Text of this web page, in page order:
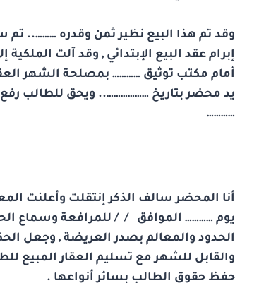
وقد تم هذا البيع نظير ثمن وقدره ……….. تم
إبرام عقد البيع الإبتدائي , وقد آلت
أمام مكتب توثيق ………… بمصلحة الشهر
يد محضر بتاريخ ……………….. ويحق للطالب رفع
…………
أنا المحضر سالف الذكر إنتقلت وأعلنت
يوم ………… الموافق / / للمرافعة وسماع
الحدود والمعالم بصدر العريضة , وجعل
والقابل للشهر مع تسليم العقار المبيع
حفظ حقوق الطالب بسائر أنواعها .